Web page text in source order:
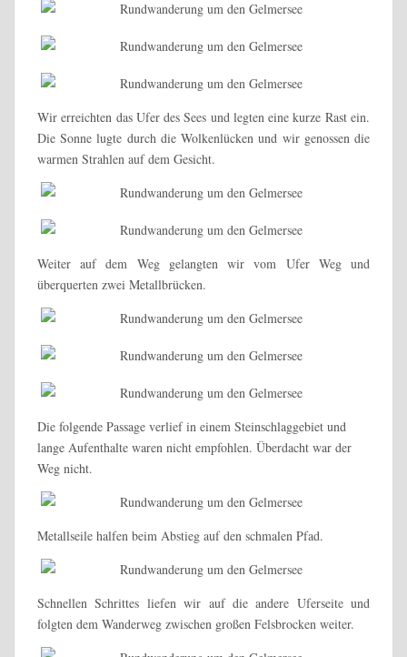
Wir erreichten das Ufer des Sees und legten eine kurze Rast ein.
Die Sonne lugte durch die Wolkenlücken und wir genossen die
warmen Strahlen auf dem Gesicht.
Weiter auf dem Weg gelangten wir vom Ufer Weg und
überquerten zwei Metallbrücken.
Die folgende Passage verlief in einem Steinschlaggebiet und
lange Aufenthalte waren nicht empfohlen. Überdacht war der
Weg nicht.
Metallseile halfen beim Abstieg auf den schmalen Pfad.
Schnellen Schrittes liefen wir auf die andere Uferseite und
folgten dem Wanderweg zwischen großen Felsbrocken weiter.